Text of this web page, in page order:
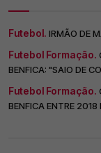
Futebol. IRMÃO DE
Futebol Formação.
BENFICA: "SAIO DE
Futebol Formação.
BENFICA ENTRE